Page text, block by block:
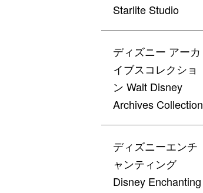
Starlite Studio
ディズニー アーカ
イブスコレクショ
ン Walt Disney
Archives Collection
ディズニーエンチ
ャンティング
Disney Enchanting